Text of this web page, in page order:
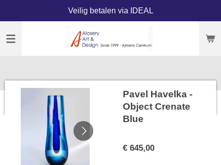
naar
Veilig betalen via IDEAL
Pavel Havelka -
Object Crenate
Blue
€ 645,00